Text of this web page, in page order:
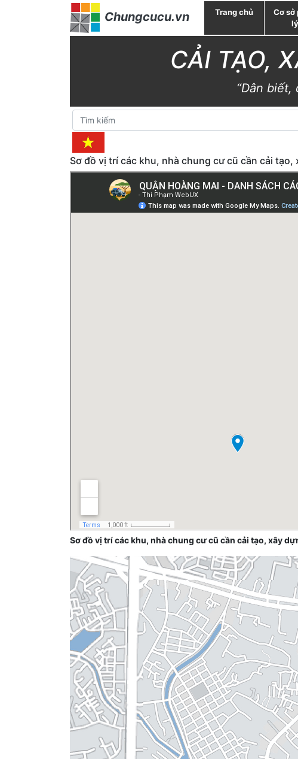
Chungcucu.vn Trang chủ
Cơ sở
lý
CẢI TẠO,
“Dân biết,
Sơ đồ vị trí các khu, nhà chung cư cũ cần cải tạo,
Sơ đồ vị trí các khu, nhà chung cư cũ cần cải tạo, xây